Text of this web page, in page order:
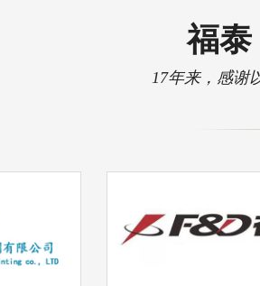
福泰
17年来，感谢